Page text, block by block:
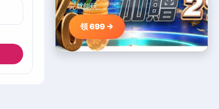
完就能玩。
領 699 →